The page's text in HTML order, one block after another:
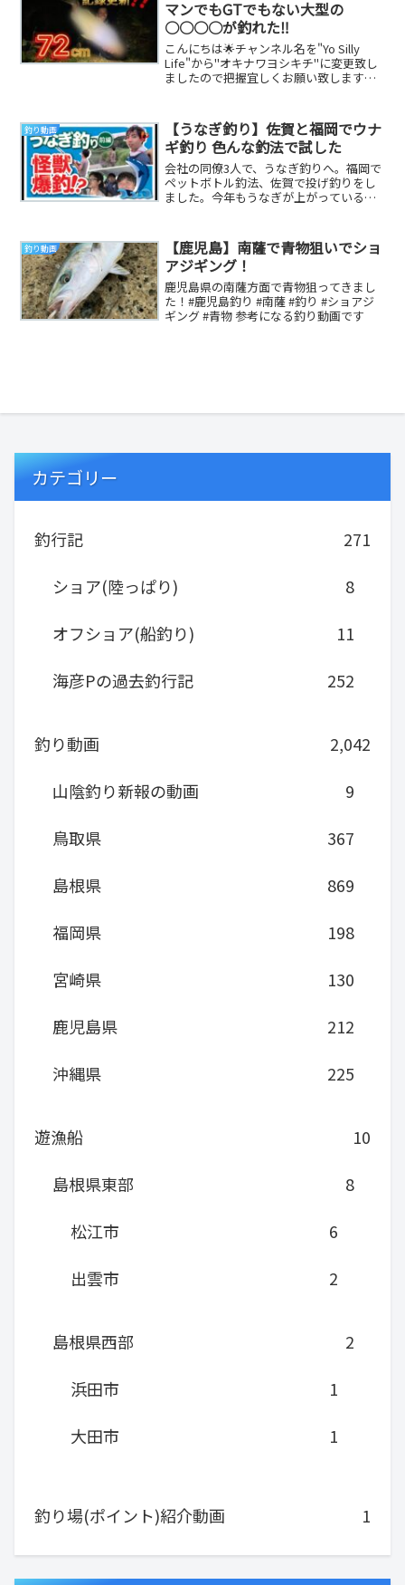
マンでもGTでもない大型の
○○○○が釣れた‼️
こんにちは🌟チャンネル名を"Yo Silly
Life"から"オキナワヨシキチ"に変更致し
ましたので把握宜しくお願い致します✨
釣り動画
【うなぎ釣り】佐賀と福岡でウナ
ギ釣り 色んな釣法で試した
会社の同僚3人で、うなぎ釣りへ。福岡で
ペットボトル釣法、佐賀で投げ釣りをし
ました。今年もうなぎが上がっていると
釣り動画
【鹿児島】南薩で青物狙いでショ
アジギング！
鹿児島県の南薩方面で青物狙ってきまし
た！#鹿児島釣り #南薩 #釣り #ショアジ
ギング #青物 参考になる釣り動画です
カテゴリー
釣行記
271
ショア(陸っぱり)
8
オフショア(船釣り)
11
海彦Pの過去釣行記
252
釣り動画
2,042
山陰釣り新報の動画
9
鳥取県
367
島根県
869
福岡県
198
宮崎県
130
鹿児島県
212
沖縄県
225
遊漁船
10
島根県東部
8
松江市
6
出雲市
2
島根県西部
2
浜田市
1
大田市
1
釣り場(ポイント)紹介動画 1